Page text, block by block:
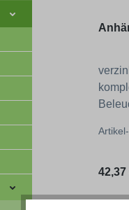
42,37